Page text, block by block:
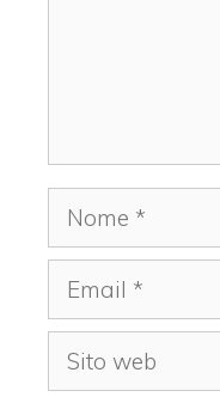
Nome
Email
Sito
web